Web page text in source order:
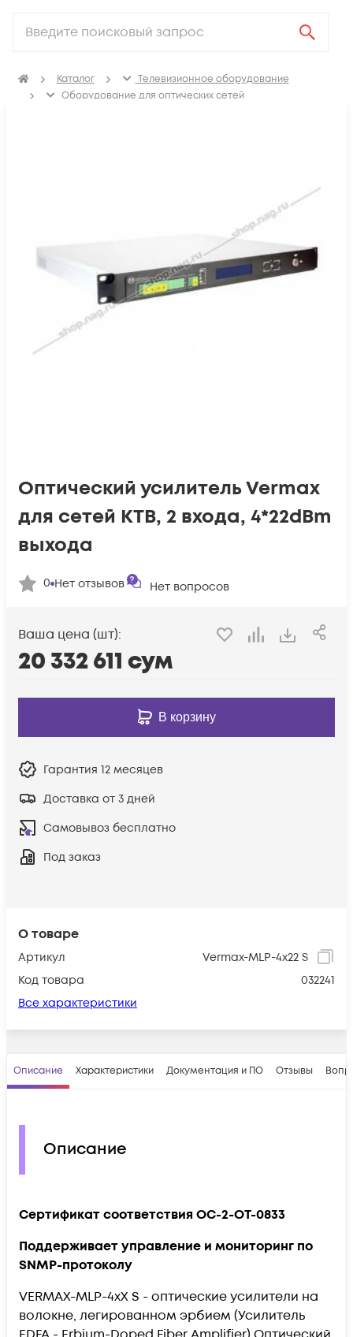
Каталог
Телевизионное оборудование
Оборудование для оптических сетей
О товаре
Артикул
Vermax-MLP-4x22 S
Код товара
032241
Все характеристики
Оптический усилитель Vermax
для сетей КТВ, 2 входа, 4*22dBm
выхода
0 Нет отзывов Нет вопросов
Ваша цена (шт):
20 332 611 сум
В корзину
Гарантия 12 месяцев
Доставка от 3 дней
Самовывоз бесплатно
Под заказ
Описание Характеристики Документация и ПО Отзывы
Описание
Сертификат соответствия OC-2-OT-0833
Поддерживает управление и мониторинг по
SNMP-протоколу
VERMAX-MLP-4xX S - оптические усилители на
волокне, легированном эрбием (Усилитель